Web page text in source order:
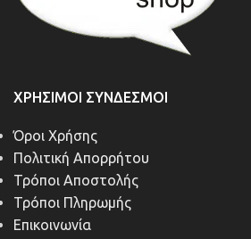
ΧΡΉΣΙΜΟΙ ΣΎΝΔΕΣΜΟΙ
Όροι Χρήσης
Πολιτική Απορρήτου
Τρόποι Αποστολής
Τρόποι Πληρωμής
Επικοινωνία